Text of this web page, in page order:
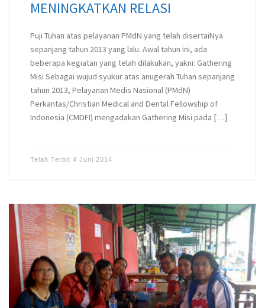
MENINGKATKAN RELASI
Puji Tuhan atas pelayanan PMdN yang telah disertaiNya
sepanjang tahun 2013 yang lalu. Awal tahun ini, ada
beberapa kegiatan yang telah dilakukan, yakni: Gathering
Misi Sebagai wujud syukur atas anugerah Tuhan sepanjang
tahun 2013, Pelayanan Medis Nasional (PMdN)
Perkantas/Christian Medical and Dental Fellowship of
Indonesia (CMDFI) mengadakan Gathering Misi pada […]
Telah Terbit 4 Juni 2014